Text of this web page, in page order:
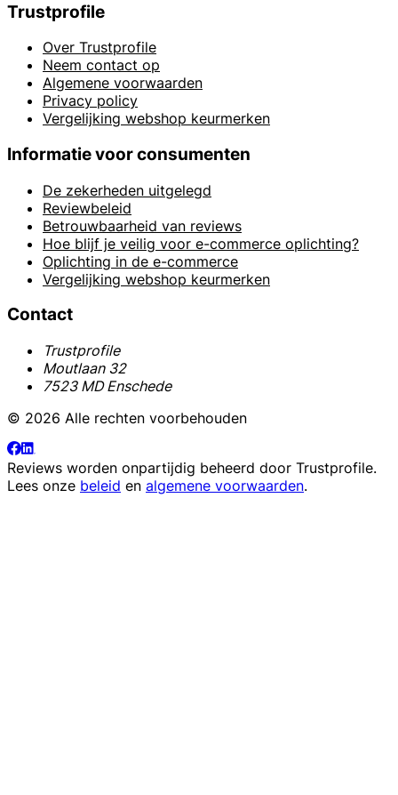
Trustprofile
Over Trustprofile
Neem contact op
Algemene voorwaarden
Privacy policy
Vergelijking webshop keurmerken
Informatie voor consumenten
De zekerheden uitgelegd
Reviewbeleid
Betrouwbaarheid van reviews
Hoe blijf je veilig voor e-commerce oplichting?
Oplichting in de e-commerce
Vergelijking webshop keurmerken
Contact
Trustprofile
Moutlaan 32
7523 MD Enschede
© 2026 Alle rechten voorbehouden
Reviews worden onpartijdig beheerd door Trustprofile.
Lees onze beleid en algemene voorwaarden.